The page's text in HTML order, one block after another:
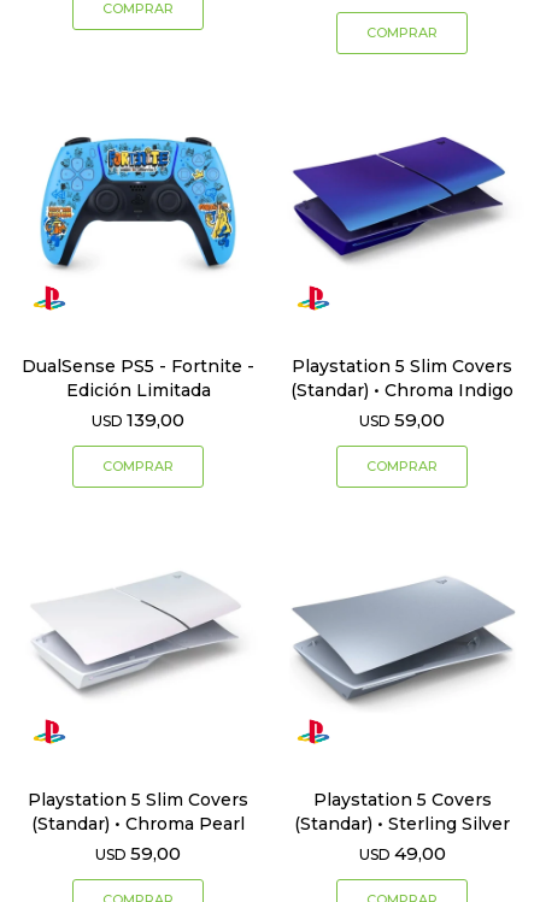
DualSense PS5 - Fortnite -
Edición Limitada
USD 139,00
Playstation 5 Slim Covers
(Standar) • Chroma Indigo
USD 59,00
Playstation 5 Slim Covers
(Standar) • Chroma Pearl
USD 59,00
Playstation 5 Covers
(Standar) • Sterling Silver
USD 49,00